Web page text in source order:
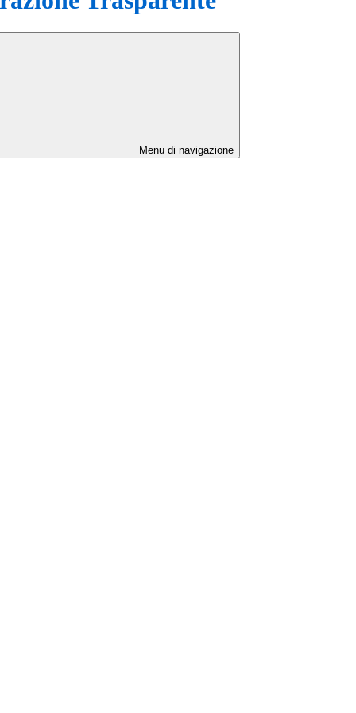
Menu di navigazione